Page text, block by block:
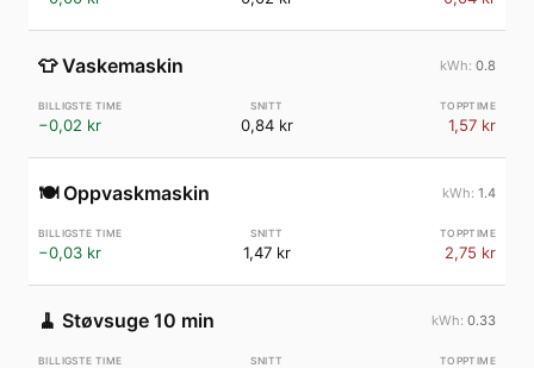
👕 Vaskemaskin 0.8
−0,02 kr 0,84 kr 1,57 kr
🍽️ Oppvaskmaskin 1.4
−0,03 kr 1,47 kr 2,75 kr
🧹 Støvsuge 10 min 0.33